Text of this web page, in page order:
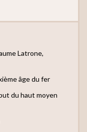
Latrone,
âge du fer
du haut moyen